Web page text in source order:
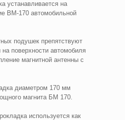
устанавливается на
BM-170 автомобильной
подушек препятствуют
поверхности автомобиля
магнитной антенны с
диаметром 170 мм
магнита БМ 170.
используется как